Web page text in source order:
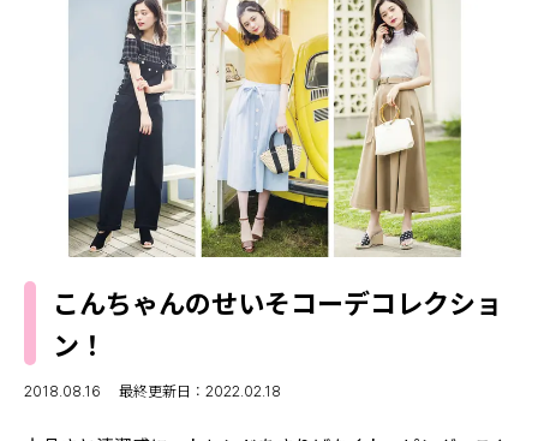
ファッションニュース
モデル私服
着痩せ
BEAUTY
ビューティニュース
トレンドメイク
ベストコスメ
ヘアアレンジ・ヘアケア
スキンケア
ボディケア
SCHOOL
スクールニュース
制服コーデ
学校ヘアメイク
勉強・受験・進路
ENTERTAINMENT
エンタメニュース
なにわ男子
K-POP
LIFESTYLE
ライフスタイルニュース
JKランキング・アワード
モデルの購入品
おでかけ
JK TREND
MODELS
MODEL'S BLOG
TikTok
こんちゃんのせいそコーデコレクショ
ン！
2018.08.16 最終更新日：2022.02.18